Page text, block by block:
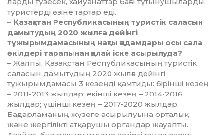
лар­ды түзесек, хайуанаттар бағы тұтыну­шыларды,
туристерді өзіне тартар еді.
– Қазақстан Республикасының туристік саласын
дамытудың 2020 жылға дейінгі
тұжырымдамасының нақты қадамдары осы сала
өкілдері тарапынан қалай іске асы­рылуда?
– Жалпы, Қазақстан Республикасының туристік
саласын дамытудың 2020 жылға дейінгі
тұжырымдамасы 3 кезеңді қам­тиды: бірінші кезең
– 2011-2013 жылдар; екінші кезең – 2014-2016
жылдар; үшінші кезең – 2017-2020 жылдар.
Бағдарламаның жүзеге асырылуына орталық
және жергілікті атқарушы органдар жауапты.